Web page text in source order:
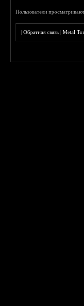
Пользователи
|Обратная связь |Metal